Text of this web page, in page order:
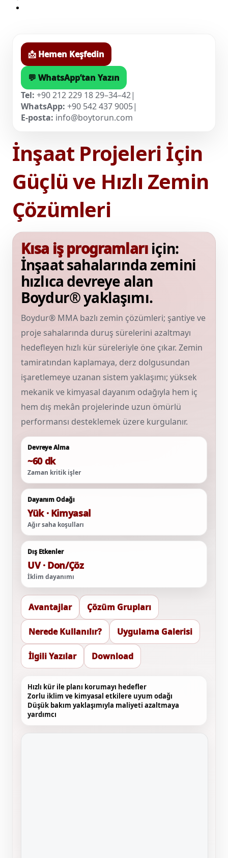
📩 Hemen Keşfedin
💬 WhatsApp’tan Yazın
Tel: +90 212 229 18 29–34–42|
WhatsApp: +90 542 437 9005|
E-posta: info@boytorun.com
İnşaat Projeleri İçin
Güçlü ve Hızlı Zemin
Çözümleri
Kısa iş programları için:
İnşaat sahalarında zemini
hızlıca devreye alan
Boydur® yaklaşımı.
Boydur® MMA bazlı zemin çözümleri; şantiye ve
proje sahalarında duruş sürelerini azaltmayı
hedefleyen hızlı kür süreleriyle öne çıkar. Zemin
tamiratından kaplamaya, derz dolgusundan
işaretlemeye uzanan sistem yaklaşımı; yüksek
mekanik ve kimyasal dayanım odağıyla hem iç
hem dış mekân projelerinde uzun ömürlü
performansı desteklemek üzere kurgulanır.
Devreye Alma
~60 dk
Zaman kritik işler
Dayanım Odağı
Yük · Kimyasal
Ağır saha koşulları
Dış Etkenler
UV · Don/Çöz
İklim dayanımı
Avantajlar Çözüm Grupları
Nerede Kullanılır? Uygulama Galerisi
İlgili Yazılar Download
Hızlı kür ile planı korumayı hedefler
Zorlu iklim ve kimyasal etkilere uyum odağı
Düşük bakım yaklaşımıyla maliyeti azaltmaya
yardımcı